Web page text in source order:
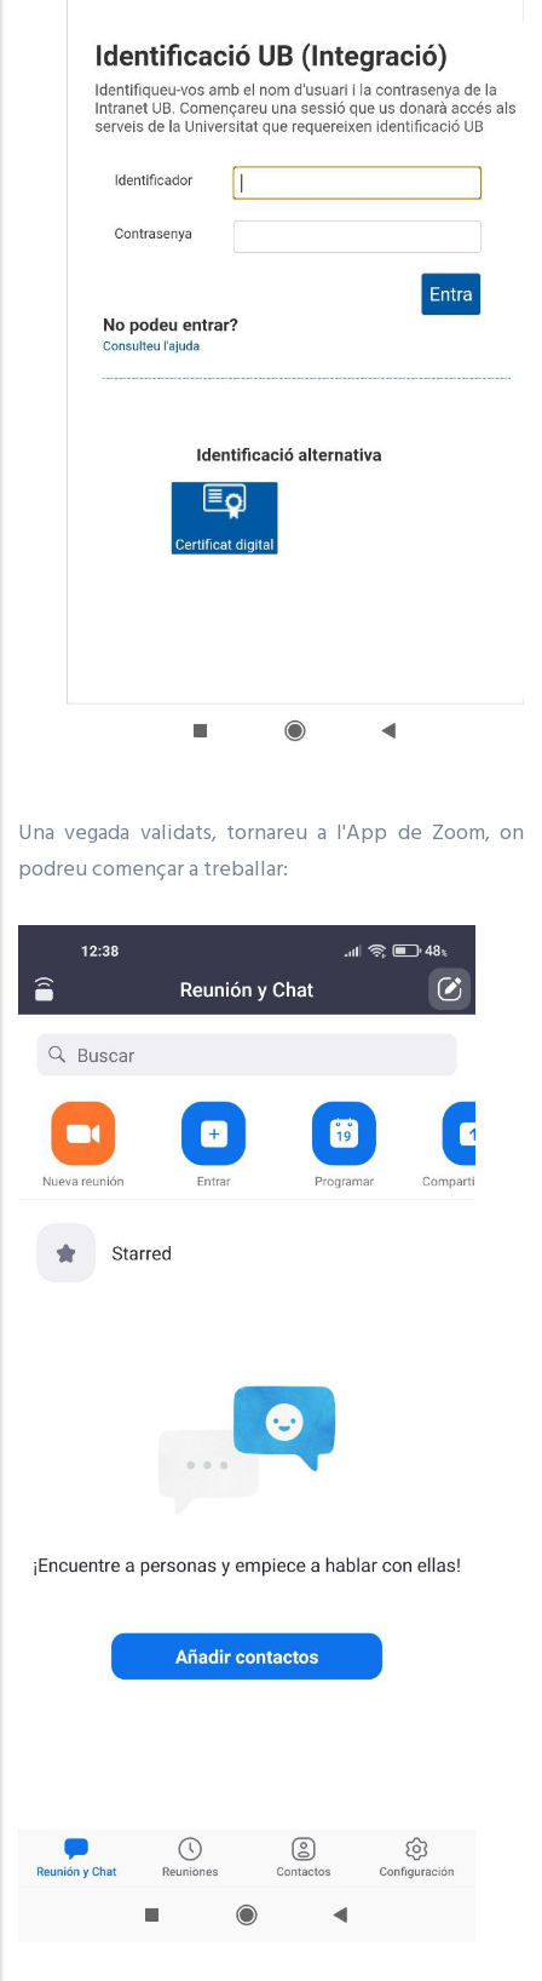
Una vegada validats, tornareu a l'App de Zoom, on
podreu començar a treballar: